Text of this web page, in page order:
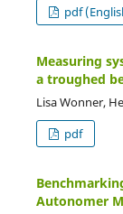
pdf
Measuring
a troughed
Lisa Wonner,
pdf
Autonomer